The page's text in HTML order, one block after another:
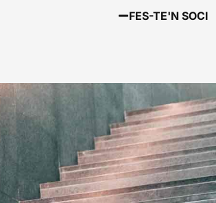
FES-TE'N SOCI